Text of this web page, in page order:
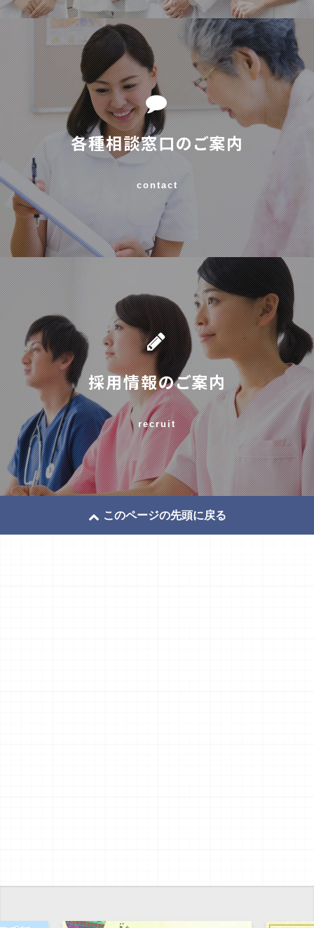
各種相談窓口のご案内
contact
採用情報のご案内
recruit
このページの先頭に戻る